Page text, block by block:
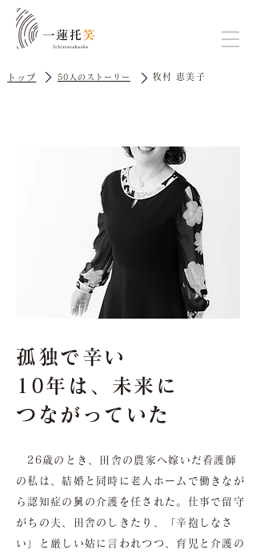
トップ 50人のストーリー 牧村 恵美子
孤独で辛い
10年は、未来に
つながっていた
26歳のとき、田舎の農家へ嫁いだ看護師
の私は、結婚と同時に老人ホームで働きなが
ら認知症の舅の介護を任された。仕事で留守
がちの夫、田舎のしきたり、「辛抱しなさ
い」と厳しい姑に言われつつ、育児と介護の